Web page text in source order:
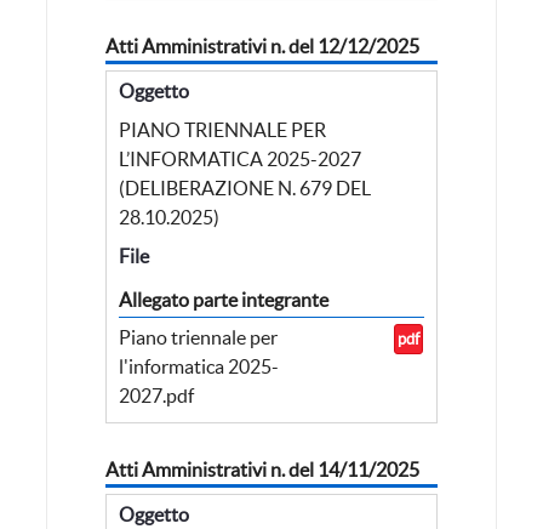
Atti Amministrativi n. del 12/12/2025
Oggetto
PIANO TRIENNALE PER
L’INFORMATICA 2025-2027
(DELIBERAZIONE N. 679 DEL
28.10.2025)
File
Allegato parte integrante
Piano triennale per
l'informatica 2025-
2027.pdf
pdf
Atti Amministrativi n. del 14/11/2025
Oggetto